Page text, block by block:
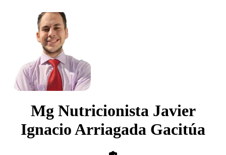
Mg Nutricionista Javier
Ignacio Arriagada Gacitúa